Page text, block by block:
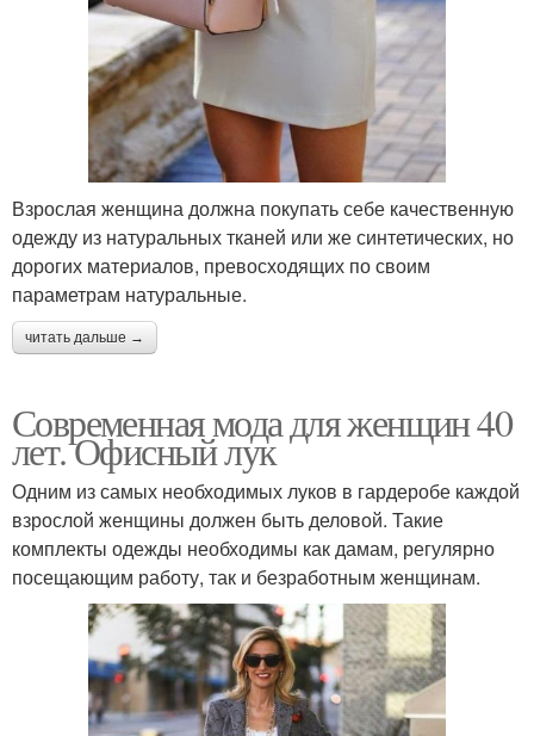
Взрослая женщина должна покупать себе качественную
одежду из натуральных тканей или же синтетических, но
дорогих материалов, превосходящих по своим
параметрам натуральные.
читать дальше →
Современная мода для женщин 40
лет. Офисный лук
Одним из самых необходимых луков в гардеробе каждой
взрослой женщины должен быть деловой. Такие
комплекты одежды необходимы как дамам, регулярно
посещающим работу, так и безработным женщинам.